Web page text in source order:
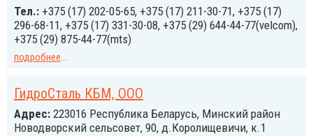
Тел.: +375 (17) 202-05-65, +375 (17) 211-30-71, +375 (17)
296-68-11, +375 (17) 331-30-08, +375 (29) 644-44-77(velcom),
+375 (29) 875-44-77(mts)
подробнее...
ГидроСталь КБМ, ООО
Адрес: 223016 Республика Беларусь, Минский район
Новодворский сельсовет, 90, д.Королищевичи, к.1